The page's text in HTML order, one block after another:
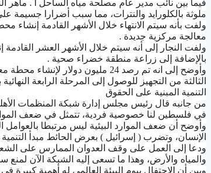
ﻣﻠﻮﺛﺔ ﺑﺎﻟﻜﻠﻮﺭﺍﻳﺪ ﻭﺍﻟﻨﺘﺮﺍﺕ، ﻣﻤﺎ ﺳﺒﺐ ﺃﺿﺮﺍﺭﺍ ﺟﺴﻴﻤﺔ
ﻭﻟﻔﺖ ﺑﺄﻧﻪ ﺳﻴﺘﻢ ﺍﻻﻧﺘﻬﺎﺀ ﺧﻼﻝ ﺍﻷﺷﻬﺮ ﺍﻟﻘﺎﺩﻣﺔ ﺇﻧﺸﺎﺀ
ﻣﻌﺎﻟﺠﺔ ﻣﺮﻛﺰﻳﺔ ﺟﺪﻳﺪﺓ .
ﻭﻟﻔﺖ ﺍﻟﻨﺠﺎﺭ ﺇﻟﻰ ﺃﻧﻪ ﺳﻴﺘﻢ ﺧﻼﻝ ﺍﻷﺷﻬﺮ ﺍﻟﻌﺸﺮ
ﺑﺎﻹﺿﺎﻓﺔ ﺇﻟﻰ ﺯﺭﺍﻋﺔ ﻣﻨﻄﻘﺔ ﺧﻀﺮﺍﺀ ﺻﺤﻴﺔ .
ﻭﺃﻭﺿﺢ ﺇﻟﻰ ﺍﻧﻪ ﺗﻢ ﺭﺻﺪ 24 ﻣﻠﻴﻮﻥ
ﺍﻟﺜﺎﻟﺜﺔ ﻣﻦ ﺍﻟﺘﺠﻬﻴﺰ ﻟﻠﻮﺻﻮﻝ ﺇﻟﻰ ﺍﻟﻤﺮﺣﻠﺔ ﺍﻟﺮﺍﺑﻌﺔ
ﺍﻟﺘﻨﻤﻴﺔ ﺍﻟﻤﺒﻨﻴﺔ ﻋﻠﻰ ﺍﻟﺤﻘﻮﻕ
ﻣﻦ ﺟﺎﻧﺒﻪ ﻗﺎﻝ ﺭﺋﻴﺲ ﻣﺠﻠﺲ ﺇﺩﺍﺭﺓ ﺷﺒﻜﺔ ﺍﻟﻤﻨﻈﻤﺎﺕ
ﻓﻲ ﻓﻠﺴﻄﻴﻦ ﻟﻨﺎ ﺧﺼﻮﺻﻴﺔ ﻓﺮﺩﻳﺔ، ﺗﺘﻤﺜﻞ ﻓﻲ ﺿﻌﻒ
ﻭﺃﻭﺿﺢ ﺃﻥ ﺿﻌﻒ ﺍﻟﻤﻮﺍﺭﺩ ﺍﻟﺒﻴﺌﻴﺔ ﻟﻴﺲ ﻣﺮﺗﺒﻄﺎ ﺑﺎﻟﻌﻮﺍﻣﻞ
ﺍﻹﻧﺴﺎﻥ، ﻭﺗﻀﺮﺏ ‏( ﺇﺳﺮﺍﺋﻴﻞ ‏) ﺑﻌﺮﺽ ﺍﻟﺤﺎﺋﻂ ﻣﺒﺪﺃ
ﻭﺩﻋﺎ ﺇﻟﻰ ﺍﻟﻌﻤﻞ ﻋﻠﻰ ﻭﻗﻒ ﺍﻟﻌﺪﻭﺍﻥ ﺍﻟﻤﻤﺎﺭﺱ ﻋﻠﻰ
ﻭﺍﻟﻤﻴﺎﻩ ﻭﺍﻷﺭﺽ، ﻭﻫﺬﺍ ﻣﺎ ﺗﺴﻌﻰ ﺇﻟﻴﻪ ﺍﻟﺸﺒﻜﺔ ﺍﻵﻥ